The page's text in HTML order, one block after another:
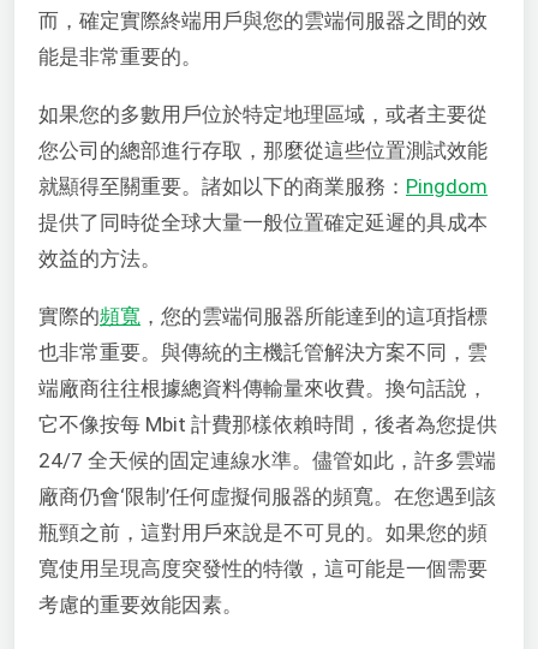
而，確定實際終端用戶與您的雲端伺服器之間的效
能是非常重要的。
如果您的多數用戶位於特定地理區域，或者主要從
您公司的總部進行存取，那麼從這些位置測試效能
就顯得至關重要。諸如以下的商業服務： Pingdom
提供了同時從全球大量一般位置確定延遲的具成本
效益的方法。
實際的頻寬 ，您的雲端伺服器所能達到的這項指標
也非常重要。與傳統的主機託管解決方案不同，雲
端廠商往往根據總資料傳輸量來收費。換句話說，
它不像按每 Mbit 計費那樣依賴時間，後者為您提供
24/7 全天候的固定連線水準。儘管如此，許多雲端
廠商仍會‘限制’任何虛擬伺服器的頻寬。在您遇到該
瓶頸之前，這對用戶來說是不可見的。如果您的頻
寬使用呈現高度突發性的特徵，這可能是一個需要
考慮的重要效能因素。